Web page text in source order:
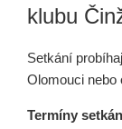
klubu
Setkání
Olomouci nebo
Termíny